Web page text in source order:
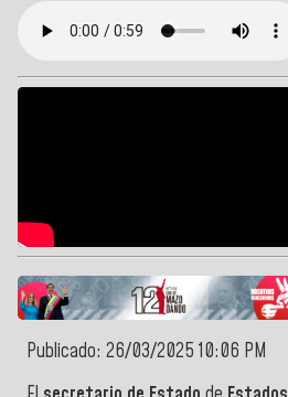
Publicado: 26/03/2025 10:06 PM